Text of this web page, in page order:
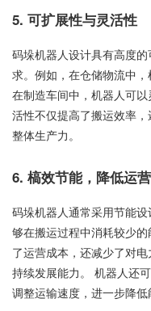
5. 可扩展性与灵活性
码垛机器人设计具有高度
求。例如，在仓储物流中
在制造车间中，机器人可
活性不仅提高了搬运效率
整体生产力。
6. 槁效节能，降低运
码垛机器人通常采用节能
够在搬运过程中消耗较少
了运营成本，还减少了对
持续发展能力。 机器人还
调整运输速度，进一步降低